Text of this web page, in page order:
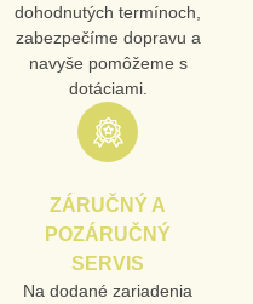
dohodnutých termínoch,
zabezpečíme dopravu a
navyše pomôžeme s
dotáciami.
ZÁRUČNÝ A
POZÁRUČNÝ
SERVIS
Na dodané zariadenia